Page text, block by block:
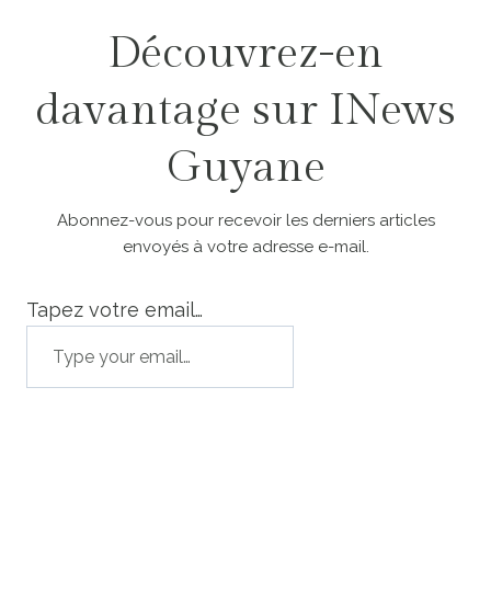
Découvrez-en
davantage sur INews
Guyane
Abonnez-vous pour recevoir les derniers articles
envoyés à votre adresse e-mail.
Tapez votre email…